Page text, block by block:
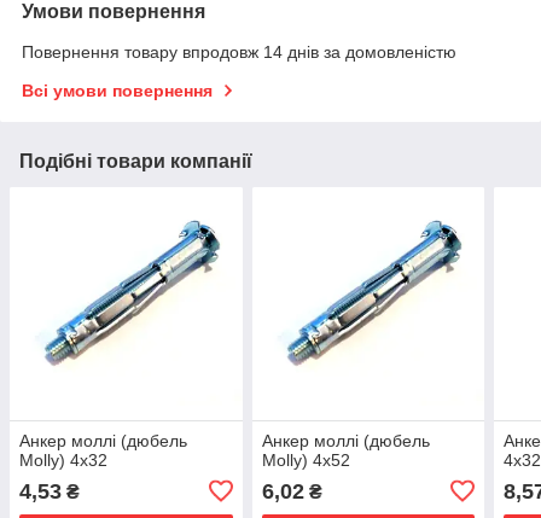
Умови повернення
Повернення товару впродовж 14 днів за домовленістю
Всі умови повернення
Подібні товари компанії
Анкер моллі (дюбель
Molly) 4х32
4,53 ₴
Анкер моллі (дюбель
Molly) 4х52
6,02₴
4х32